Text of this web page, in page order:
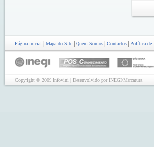
Página inicial Mapa do Site Quem Somos Contactos Política de
Copyright © 2009 Infovini | Desenvolvido por INEGI/Mercatura